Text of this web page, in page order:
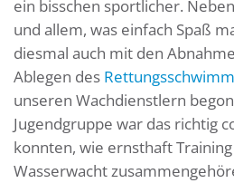
ein bisschen sportlicher.
und allem, was einfach Spaß
diesmal auch mit den
Ablegen des
unseren Wachdienstlern
Jugendgruppe war das richtig
konnten, wie ernsthaft
Wasserwacht